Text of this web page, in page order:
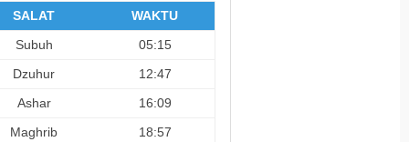
SALAT
WAKTU
Subuh
05:15
Dzuhur
12:47
Ashar
16:09
Maghrib
18:57